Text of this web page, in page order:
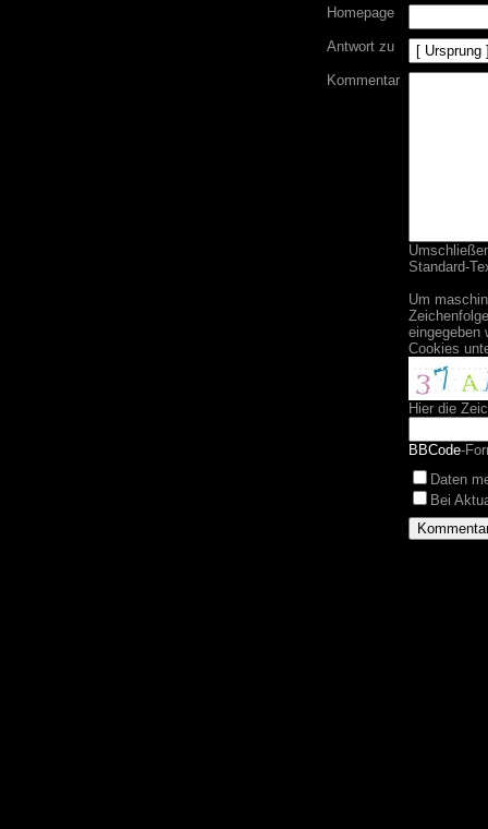
Homepage
Antwort zu
Kommentar
Standard-
Um
eingegeben
Cookies
Hier die
BBCode-
Daten
Bei